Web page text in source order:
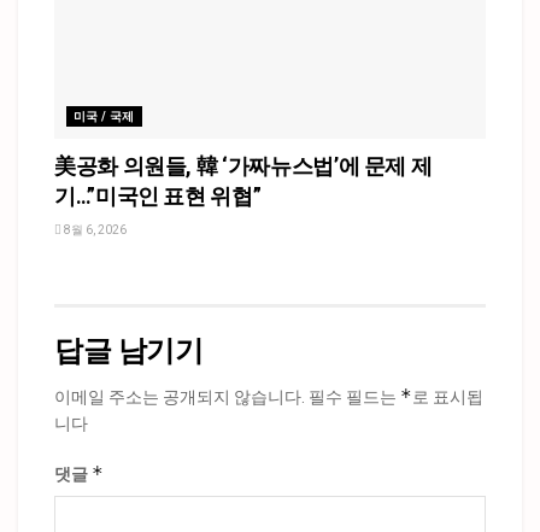
미국 / 국제
美공화 의원들, 韓 ‘가짜뉴스법’에 문제 제
기…”미국인 표현 위협”
8월 6, 2026
답글 남기기
이메일 주소는 공개되지 않습니다. 필수 필드는 *로 표시됩
니다
댓글 *